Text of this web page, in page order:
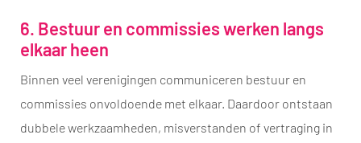
6. Bestuur en commissies werken langs
elkaar heen
Binnen veel verenigingen communiceren bestuur en
commissies onvoldoende met elkaar. Daardoor ontstaan
dubbele werkzaamheden, misverstanden of vertraging in